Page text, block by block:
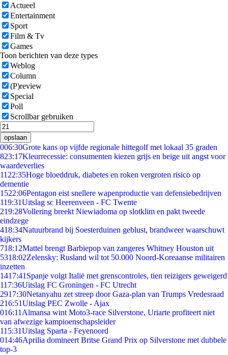
Actueel
Entertainment
Sport
Film & Tv
Games
Toon berichten van deze types
Weblog
Column
(P)review
Special
Poll
Scrollbar gebruiken
opslaan
006:30Grote kans op vijfde regionale hittegolf met lokaal 35 graden
823:17Kleurrecessie: consumenten kiezen grijs en beige uit angst voor
waardeverlies
11 22:35Hoge bloeddruk, diabetes en roken vergroten risico op
dementie
1522:06Pentagon eist snellere wapenproductie van defensiebedrijven
119:31Uitslag sc Heerenveen - FC Twente
219:28Vollering breekt Niewiadoma op slotklim en pakt tweede
eindzege
418:34Natuurbrand bij Soesterduinen geblust, brandweer waarschuwt
kijkers
718:12Mattel brengt Barbiepop van zangeres Whitney Houston uit
5318:02Zelensky: Rusland wil tot 50.000 Noord-Koreaanse militairen
inzetten
1417:41 Spanje volgt Italië met grenscontroles, tien reizigers geweigerd
117:36Uitslag FC Groningen - FC Utrecht
2917:30Netanyahu zet streep door Gaza-plan van Trumps Vredesraad
216:51Uitslag PEC Zwolle - Ajax
016:11 Almansa wint Moto3-race Silverstone, Uriarte profiteert niet
van afwezige kampioenschapsleider
115:31Uitslag Sparta - Feyenoord
014:46Aprilia domineert Britse Grand Prix op Silverstone met dubbele
top-3